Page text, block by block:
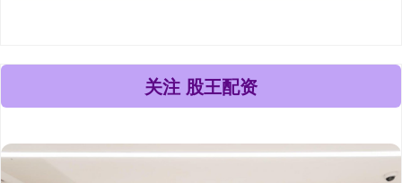
关注 股王配资